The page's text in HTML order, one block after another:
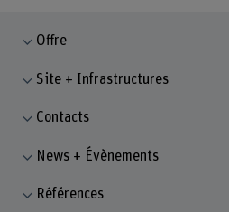
Offre
Site + Infrastructures
Contacts
News + Évènements
Références